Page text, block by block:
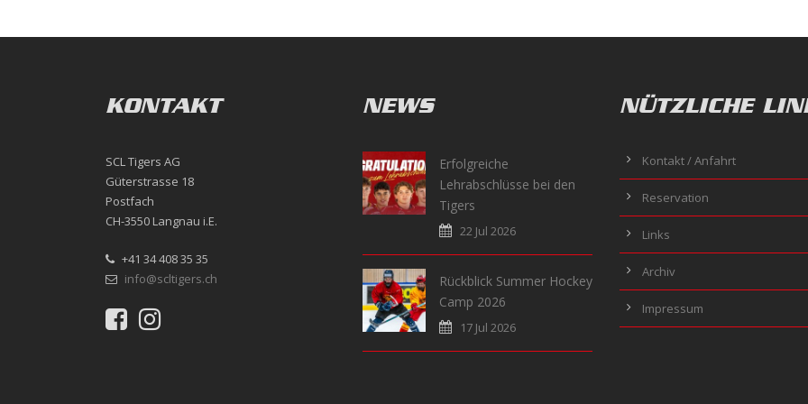
KONTAKT
SCL Tigers AG
Güterstrasse 18
Postfach
CH-3550 Langnau i.E.
+41 34 408 35 35
info@scltigers.ch
NEWS
Erfolgreiche
Lehrabschlüsse bei den
Tigers
22 Jul 2026
Rückblick Summer Hockey
Camp 2026
17 Jul 2026
NÜTZLICHE
Kontakt / Anfahrt
Reservation
Links
Archiv
Impressum